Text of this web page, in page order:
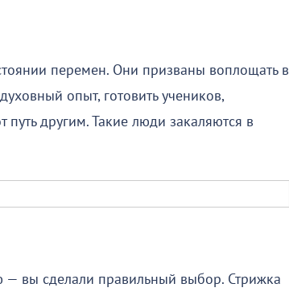
перемен. Они призваны воплощать в
опыт, готовить учеников,
путь другим. Такие люди закаляются в
— вы сделали правильный выбор. Стрижка